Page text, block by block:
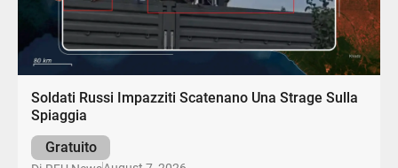
Soldati Russi Impazziti Scatenano Una Strage Sulla
Spiaggia
Gratuito